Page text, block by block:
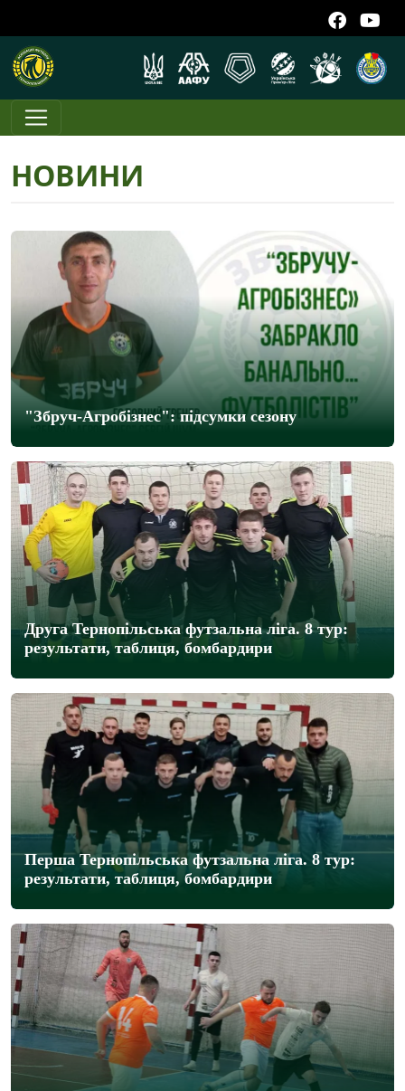
НОВИНИ
"Збруч-Агробізнес": підсумки сезону
Друга Тернопільська футзальна ліга. 8 тур:
результати, таблиця, бомбардири
Перша Тернопільська футзальна ліга. 8 тур:
результати, таблиця, бомбардири